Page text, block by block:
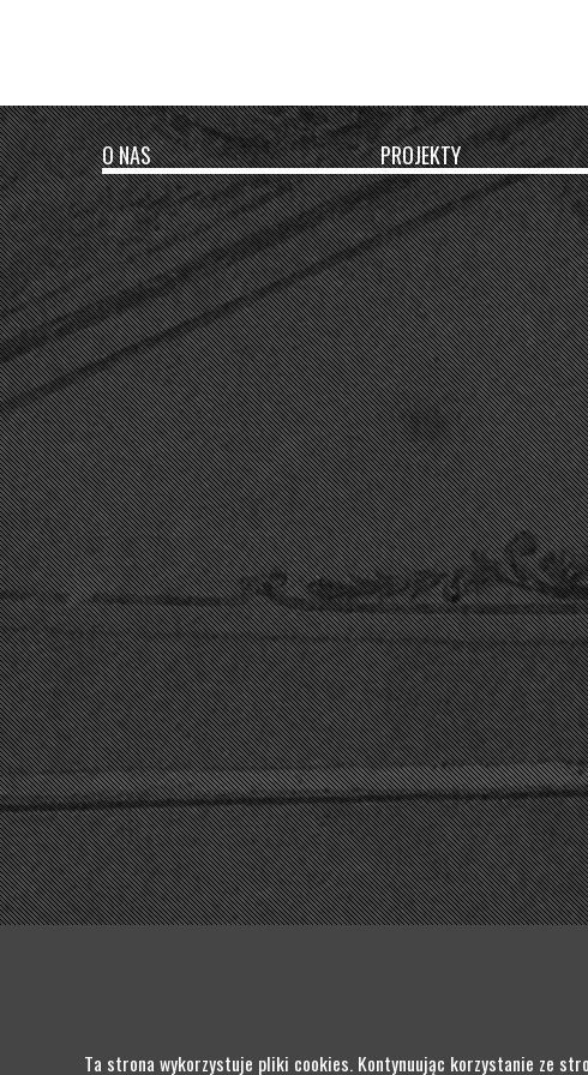
O NAS PROJEKTY
© 2026 DEUTSCH-POLNISCHE
Ta strona wykorzystuje pliki cookies. Kontynuując korzystanie ze